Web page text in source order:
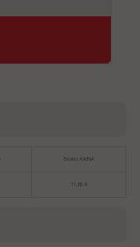
Bloko KAINA
11,65 €